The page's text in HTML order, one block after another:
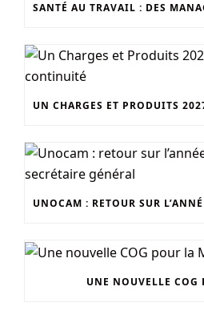
UNE NOUVELLE COG